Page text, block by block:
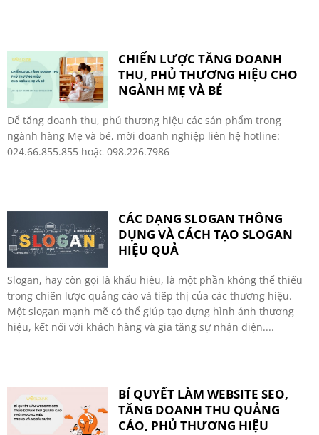
CHIẾN LƯỢC TĂNG DOANH
THU, PHỦ THƯƠNG HIỆU CHO
NGÀNH MẸ VÀ BÉ
Để tăng doanh thu, phủ thương hiệu các sản phẩm trong
ngành hàng Mẹ và bé, mời doanh nghiệp liên hệ hotline:
024.66.855.855 hoặc 098.226.7986
CÁC DẠNG SLOGAN THÔNG
DỤNG VÀ CÁCH TẠO SLOGAN
HIỆU QUẢ
Slogan, hay còn gọi là khẩu hiệu, là một phần không thể thiếu
trong chiến lược quảng cáo và tiếp thị của các thương hiệu.
Một slogan mạnh mẽ có thể giúp tạo dựng hình ảnh thương
hiệu, kết nối với khách hàng và gia tăng sự nhận diện....
BÍ QUYẾT LÀM WEBSITE SEO,
TĂNG DOANH THU QUẢNG
CÁO, PHỦ THƯƠNG HIỆU